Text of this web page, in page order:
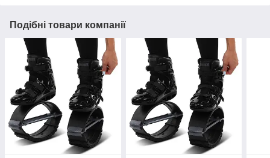
Подібні товари компанії